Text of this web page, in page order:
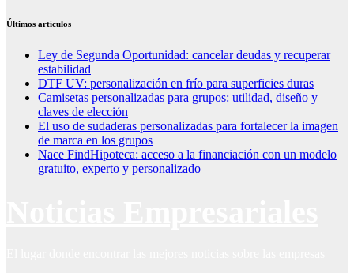
Últimos artículos
Ley de Segunda Oportunidad: cancelar deudas y recuperar
estabilidad
DTF UV: personalización en frío para superficies duras
Camisetas personalizadas para grupos: utilidad, diseño y
claves de elección
El uso de sudaderas personalizadas para fortalecer la imagen
de marca en los grupos
Nace FindHipoteca: acceso a la financiación con un modelo
gratuito, experto y personalizado